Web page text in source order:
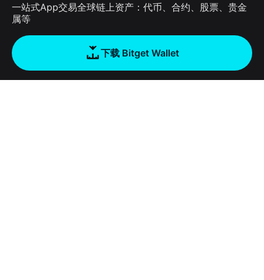
一站式App交易全球链上资产：代币、合约、股票、贵金
属等
下载 Bitget Wallet